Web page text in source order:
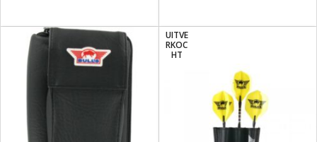
UITVE
RKOC
HT